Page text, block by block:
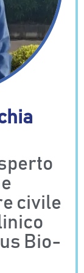
civile
Bio-